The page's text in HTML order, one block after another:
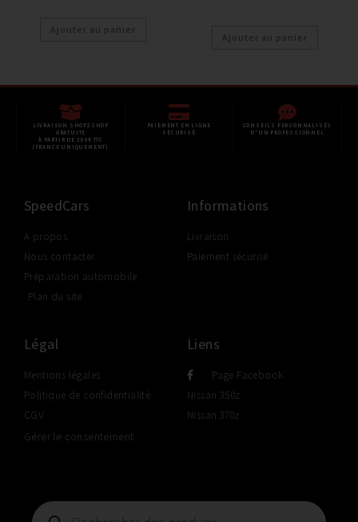
Ajouter au panier
Ajouter au panier
LIVRAISON SHOP2SHOP
GRATUITE
À PARTIR DE 350€ TTC
(FRANCE UNIQUEMENT)
PAIEMENT EN LIGNE
SÉCURISÉ
CONSEILS PERSONNALISÉS
D'UN PROFESSIONNEL
SpeedCars
A propos
Nous contacter
Préparation automobile
Plan du site
Informations
Livraison
Paiement sécurisé
Légal
Mentions légales
Politique de confidentialité
CGV
Gérer le consentement
Liens
Page Facebook
Nissan 350z
Nissan 370z